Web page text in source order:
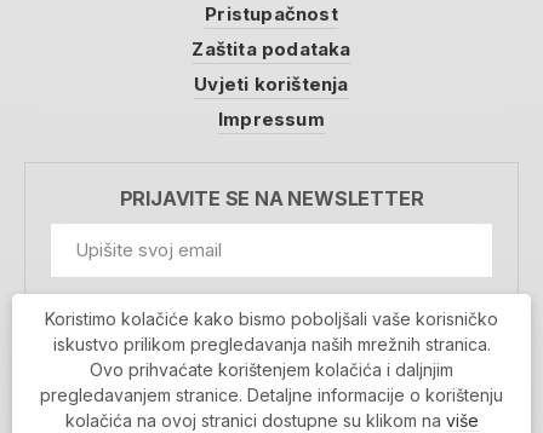
Pristupačnost
Zaštita podataka
Uvjeti korištenja
Impressum
PRIJAVITE SE NA NEWSLETTER
Prihvaćam da se moji podaci spremaju u bazu
podataka i koriste u svrhu slanja MojaRijeka
newslettera
MOJARIJEKA NEWSLETTER
Koristimo kolačiće kako bismo poboljšali vaše korisničko
iskustvo prilikom pregledavanja naših mrežnih stranica.
Ovo prihvaćate korištenjem kolačića i daljnjim
pregledavanjem stranice. Detaljne informacije o korištenju
kolačića na ovoj stranici dostupne su klikom na više